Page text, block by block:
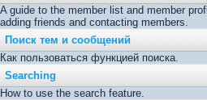
A guide to the member list and member
adding friends and contacting members.
Поиск тем и сообщений
Как пользоваться функцией поиска.
Searching
How to use the search feature.